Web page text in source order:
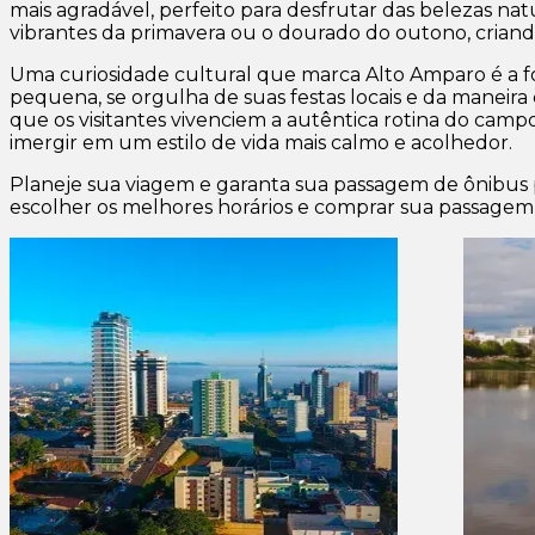
mais agradável, perfeito para desfrutar das belezas
vibrantes da primavera ou o dourado do outono,
Uma curiosidade cultural que marca Alto Amparo é a
pequena, se orgulha de suas festas locais e da
que os visitantes vivenciem a autêntica rotina do
imergir em um estilo de vida mais calmo e acolhedor.
Planeje sua viagem e garanta sua passagem de
escolher os melhores horários e comprar sua